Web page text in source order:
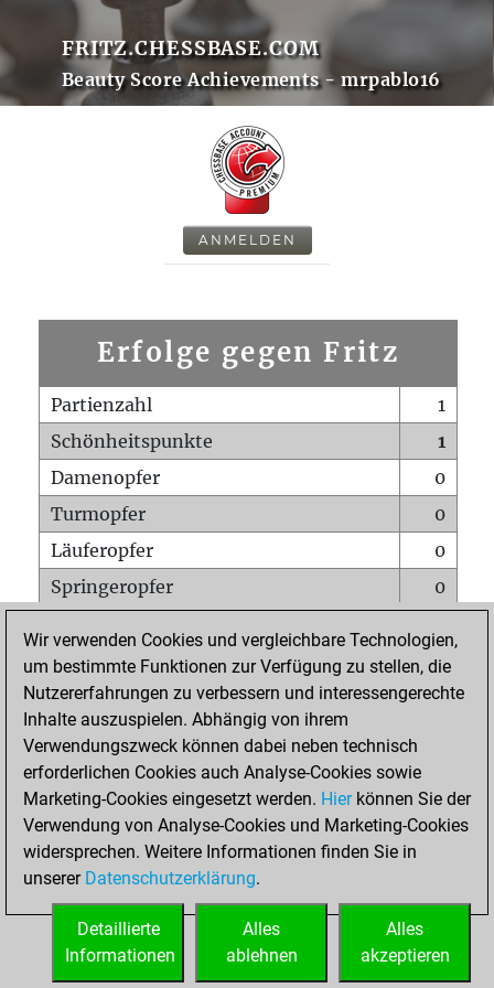
FRITZ.CHESSBASE.COM
Beauty Score Achievements - mrpablo16
ANMELDEN
Erfolge gegen Fritz
Partienzahl
1
Schönheitspunkte
1
Damenopfer
0
Turmopfer
0
Läuferopfer
0
Springeropfer
0
Matt auf vollem Brett
0
Bauer setzt Matt
0
Erstickte Matts
Unterverwandlungen
Türme auf der siebten
0
STARTSEITE
Wir verwenden Cookies und vergleichbare Technologien,
um bestimmte Funktionen zur Verfügung zu stellen, die
Nutzererfahrungen zu verbessern und interessengerechte
Inhalte auszuspielen. Abhängig von ihrem
Verwendungszweck können dabei neben technisch
erforderlichen Cookies auch Analyse-Cookies sowie
Marketing-Cookies eingesetzt werden. Hierkönnen Sie der
Verwendung von Analyse-Cookies und Marketing-Cookies
widersprechen. Weitere Informationen finden Sie in
unserer Datenschutzerklärung.
Alles
akzeptieren
Alles
ablehnen
Detaillierte
Informationen